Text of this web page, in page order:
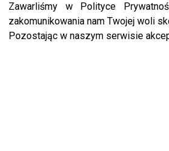
Zawarliśmy w Polityce
zakomunikowania nam Twojej woli
Pozostając w naszym serwisie
Krzysztof Skórzyński szczerze o
Małgorzacie Rozenek-Majdan.
Będzie zadowolona?